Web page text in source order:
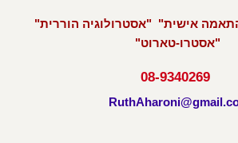
אישית" "אסטרולוגיה הוררית"
"אסטרו-טארוט"
08-9340269